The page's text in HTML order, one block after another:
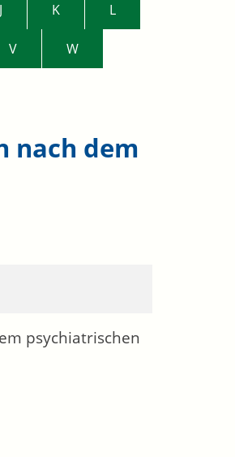
J K L
V W
nach dem
psychiatrischen